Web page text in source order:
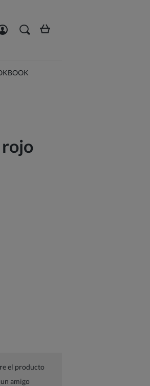
rojo
el producto
amigo